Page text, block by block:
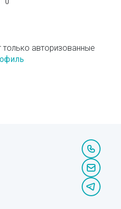
авторизованные